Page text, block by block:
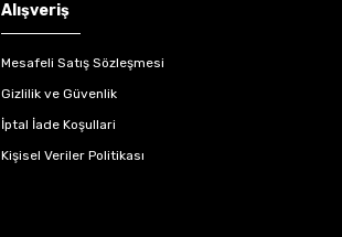
Alışveriş
Mesafeli Satış Sözleşmesi
Gizlilik ve Güvenlik
İptal İade Koşullari
Kişisel Veriler Politikası